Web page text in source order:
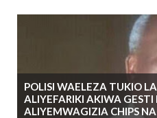
POLISI WAELEZA TUKIO
ALIYEFARIKI AKIWA
ALIYEMWAGIZIA CHIPS